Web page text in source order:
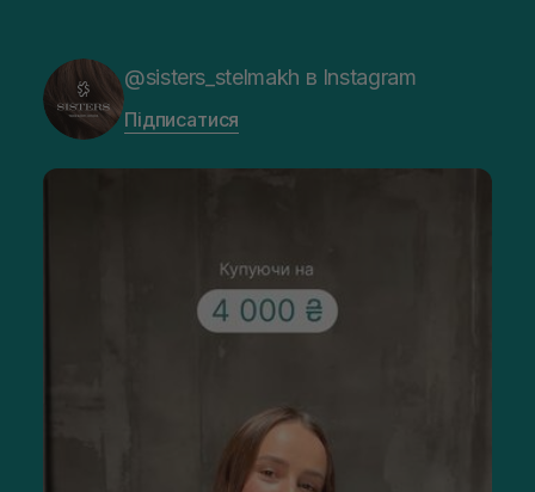
@sisters_stelmakh в Instagram
Підписатися